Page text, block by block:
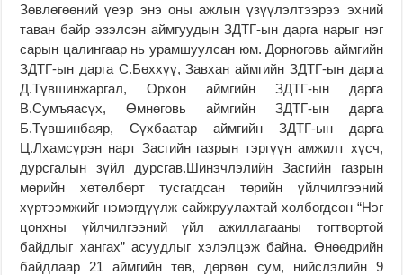
Зөвлөгөөний үеэр энэ оны ажлын үзүүлэлтээрээ эхний
таван байр эзэлсэн аймгуудын ЗДТГ-ын дарга нарыг нэг
сарын цалингаар нь урамшуулсан юм. Дорноговь аймгийн
ЗДТГ-ын дарга С.Бөххүү, Завхан аймгийн ЗДТГ-ын дарга
Д.Түвшинжаргал, Орхон аймгийн ЗДТГ-ын дарга
В.Сумъяасүх, Өмнөговь аймгийн ЗДТГ-ын дарга
Б.Түвшинбаяр, Сүхбаатар аймгийн ЗДТГ-ын дарга
Ц.Лхамсүрэн нарт Засгийн газрын тэргүүн амжилт хүсч,
дурсгалын зүйл дурсгав.Шинэчлэлийн Засгийн газрын
мөрийн хөтөлбөрт тусгагдсан төрийн үйлчилгээний
хүртээмжийг нэмэгдүүлж сайжруулахтай холбогдсон “Нэг
цонхны үйлчилгээний үйл ажиллагааны тогтвортой
байдлыг хангах” асуудлыг хэлэлцэж байна. Өнөөдрийн
байдлаар 21 аймгийн төв, дөрвөн сум, нийслэлийн 9